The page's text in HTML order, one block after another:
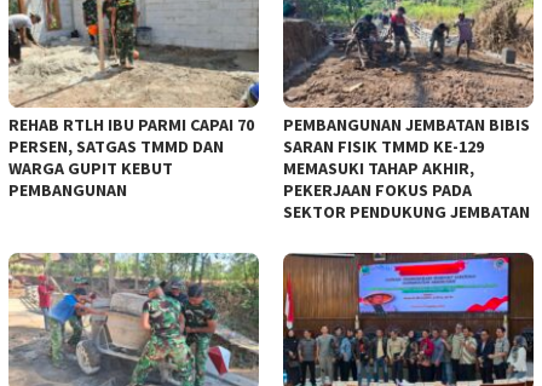
REHAB RTLH IBU PARMI CAPAI 70
PERSEN, SATGAS TMMD DAN
WARGA GUPIT KEBUT
PEMBANGUNAN
PEMBANGUNAN JEMBATAN BIBIS
SARAN FISIK TMMD KE-129
MEMASUKI TAHAP AKHIR,
PEKERJAAN FOKUS PADA
SEKTOR PENDUKUNG JEMBATAN